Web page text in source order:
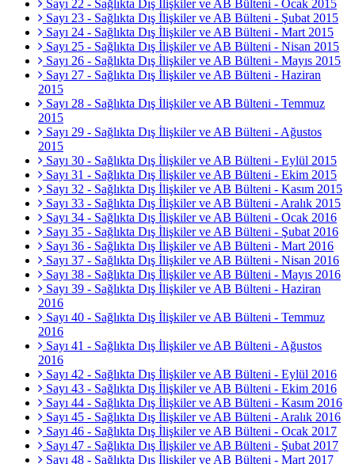
Sayı 22 - Sağlıkta Dış İlişkiler ve AB Bülteni - Ocak 2015
Sayı 23 - Sağlıkta Dış İlişkiler ve AB Bülteni - Şubat 2015
Sayı 24 - Sağlıkta Dış İlişkiler ve AB Bülteni - Mart 2015
Sayı 25 - Sağlıkta Dış İlişkiler ve AB Bülteni - Nisan 2015
Sayı 26 - Sağlıkta Dış İlişkiler ve AB Bülteni - Mayıs 2015
Sayı 27 - Sağlıkta Dış İlişkiler ve AB Bülteni - Haziran
2015
Sayı 28 - Sağlıkta Dış İlişkiler ve AB Bülteni - Temmuz
2015
Sayı 29 - Sağlıkta Dış İlişkiler ve AB Bülteni - Ağustos
2015
Sayı 30 - Sağlıkta Dış İlişkiler ve AB Bülteni - Eylül 2015
Sayı 31 - Sağlıkta Dış İlişkiler ve AB Bülteni - Ekim 2015
Sayı 32 - Sağlıkta Dış İlişkiler ve AB Bülteni - Kasım 2015
Sayı 33 - Sağlıkta Dış İlişkiler ve AB Bülteni - Aralık 2015
Sayı 34 - Sağlıkta Dış İlişkiler ve AB Bülteni - Ocak 2016
Sayı 35 - Sağlıkta Dış İlişkiler ve AB Bülteni - Şubat 2016
Sayı 36 - Sağlıkta Dış İlişkiler ve AB Bülteni - Mart 2016
Sayı 37 - Sağlıkta Dış İlişkiler ve AB Bülteni - Nisan 2016
Sayı 38 - Sağlıkta Dış İlişkiler ve AB Bülteni - Mayıs 2016
Sayı 39 - Sağlıkta Dış İlişkiler ve AB Bülteni - Haziran
2016
Sayı 40 - Sağlıkta Dış İlişkiler ve AB Bülteni - Temmuz
2016
Sayı 41 - Sağlıkta Dış İlişkiler ve AB Bülteni - Ağustos
2016
Sayı 42 - Sağlıkta Dış İlişkiler ve AB Bülteni - Eylül 2016
Sayı 43 - Sağlıkta Dış İlişkiler ve AB Bülteni - Ekim 2016
Sayı 44 - Sağlıkta Dış İlişkiler ve AB Bülteni - Kasım 2016
Sayı 45 - Sağlıkta Dış İlişkiler ve AB Bülteni - Aralık 2016
Sayı 46 - Sağlıkta Dış İlişkiler ve AB Bülteni - Ocak 2017
Sayı 47 - Sağlıkta Dış İlişkiler ve AB Bülteni - Şubat 2017
Sayı 48 - Sağlıkta Dış İlişkiler ve AB Bülteni - Mart 2017